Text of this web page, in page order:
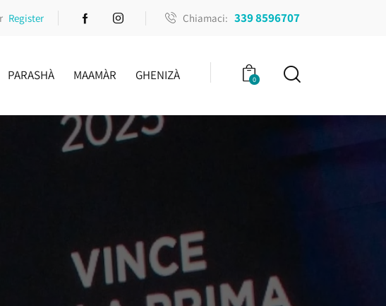
Register Chiamaci: 339 8596707
PARASHÀ MAAMÀR GHENIZÀ 0